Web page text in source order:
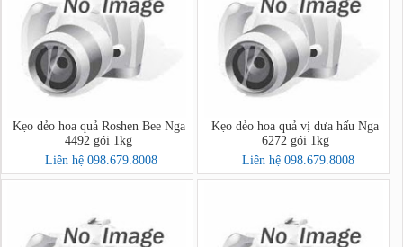
Kẹo dẻo hoa quả Roshen Bee Nga
4492 gói 1kg
Liên hệ 098.679.8008
Kẹo dẻo hoa quả vị dưa hấu Nga
6272 gói 1kg
Liên hệ 098.679.8008